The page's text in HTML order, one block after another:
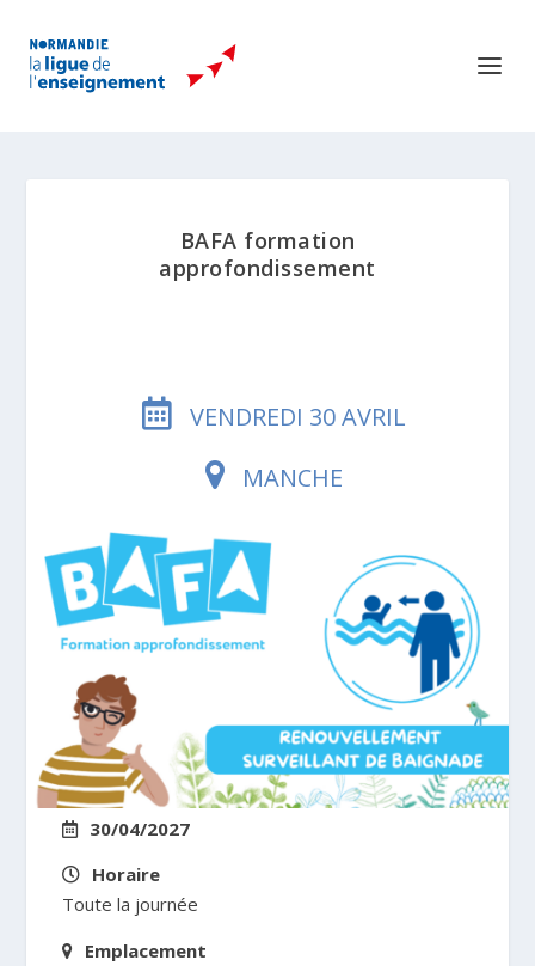
BAFA formation
approfondissement
VENDREDI 30 AVRIL
MANCHE
30/04/2027
Horaire
Toute la journée
Emplacement